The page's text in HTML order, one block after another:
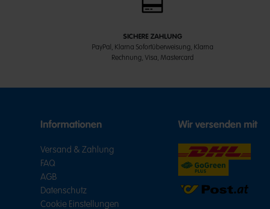
SICHERE ZAHLUNG
PayPal, Klarna Sofortüberweisung, Klarna
Rechnung, Visa, Mastercard
Informationen
Versand & Zahlung
FAQ
AGB
Datenschutz
Cookie Einstellungen
Wir versenden mit